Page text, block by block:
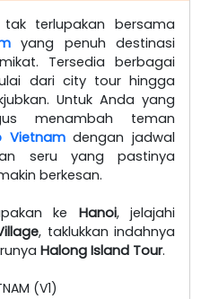
terlupakan bersama
yang penuh destinasi
Tersedia berbagai
dari city tour hingga
Untuk Anda yang
menambah teman
Vietnamdengan jadwal
seru yang pastinya
berkesan.
ke Hanoi, jelajahi
, taklukkan indahnya
Halong Island Tour.
(V1)